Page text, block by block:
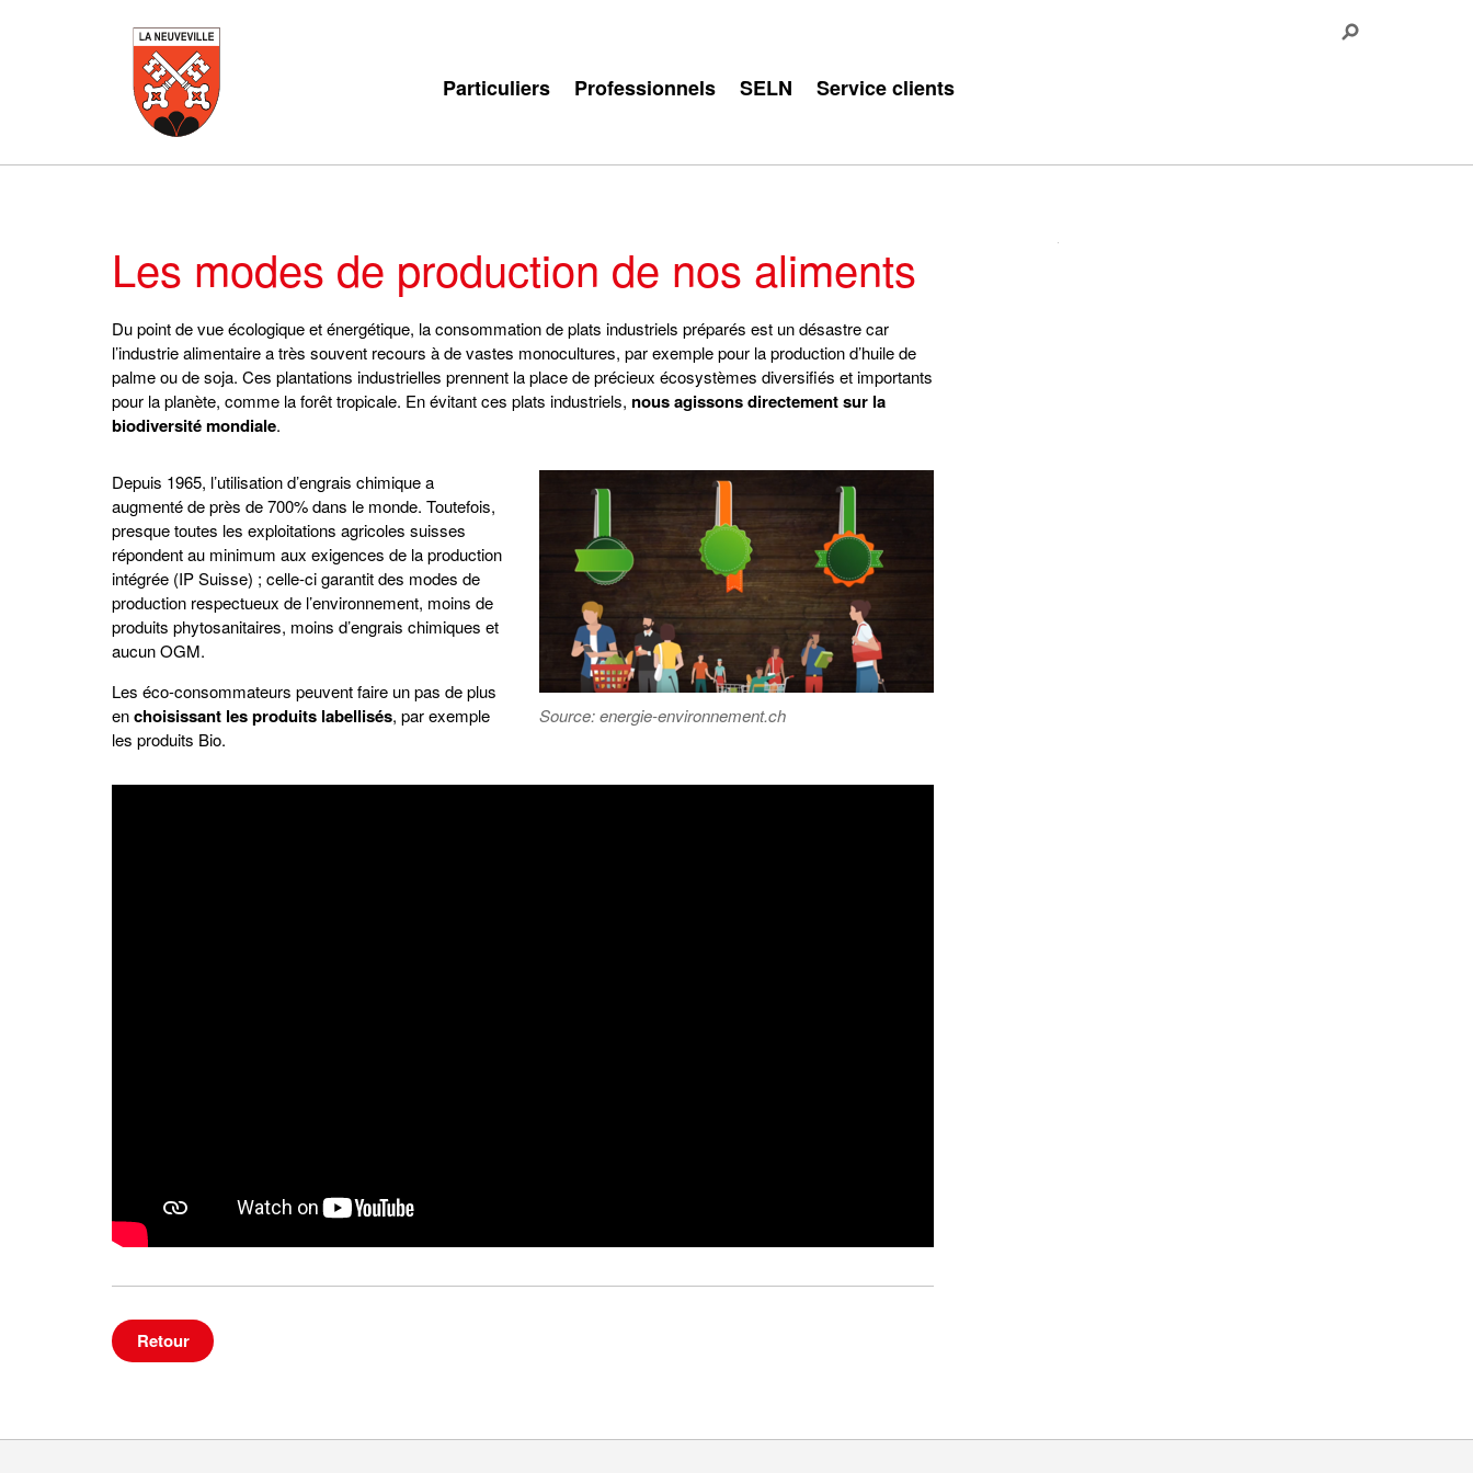
Particuliers Professionnels SELN Service clients
Les modes de production de nos aliments
Du point de vue écologique et énergétique, la consommation de plats industriels préparés est un désastre car
l’industrie alimentaire a très souvent recours à de vastes monocultures, par exemple pour la production d’huile de
palme ou de soja. Ces plantations industrielles prennent la place de précieux écosystèmes diversifiés et importants
pour la planète, comme la forêt tropicale. En évitant ces plats industriels, nous agissons directement sur la
biodiversité mondiale.
Depuis 1965, l’utilisation d’engrais chimique a
augmenté de près de 700% dans le monde. Toutefois,
presque toutes les exploitations agricoles suisses
répondent au minimum aux exigences de la production
intégrée (IP Suisse) ; celle-ci garantit des modes de
production respectueux de l’environnement, moins de
produits phytosanitaires, moins d’engrais chimiques et
aucun OGM.
Les éco-consommateurs peuvent faire un pas de plus
enchoisissant les produits labellisés, par exemple
les produits Bio.
Source: energie-environnement.ch
Retour